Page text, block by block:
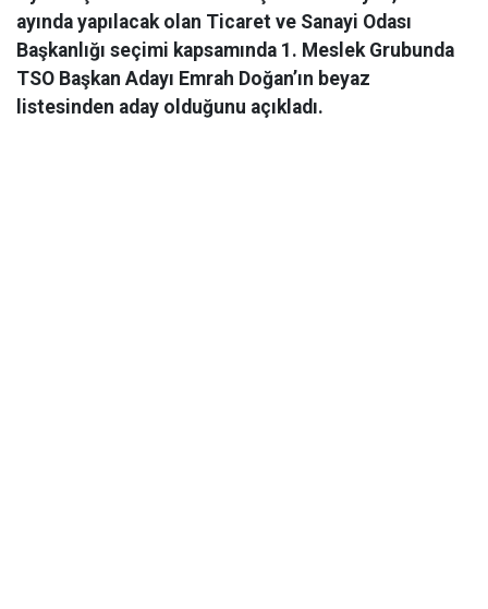
ayında yapılacak olan Ticaret ve Sanayi Odası
Başkanlığı seçimi kapsamında 1. Meslek Grubunda
TSO Başkan Adayı Emrah Doğan’ın beyaz
listesinden aday olduğunu açıkladı.